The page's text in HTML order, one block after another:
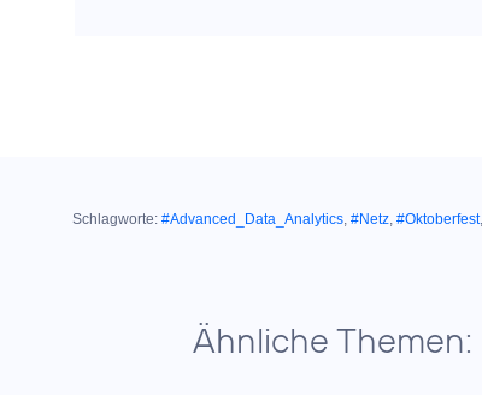
Schlagworte: #Advanced_Data_Analytics #Netz #Oktoberfest,
Ähnliche Themen: